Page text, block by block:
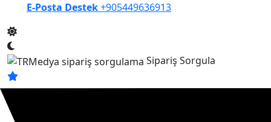
E-Posta Destek+905449636913
Sipariş Sorgula